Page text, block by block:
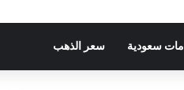
سعودية سعر الذهب